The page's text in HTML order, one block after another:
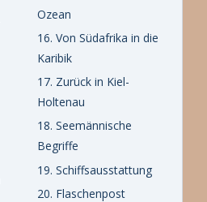
Ozean
16. Von Südafrika in die
Karibik
17. Zurück in Kiel-
Holtenau
18. Seemännische
Begriffe
19. Schiffsausstattung
20. Flaschenpost